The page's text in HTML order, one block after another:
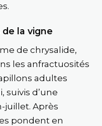
de la vigne
de chrysalide,
les anfractuosités
adultes
suivis d’une
juillet. Après
pondent en